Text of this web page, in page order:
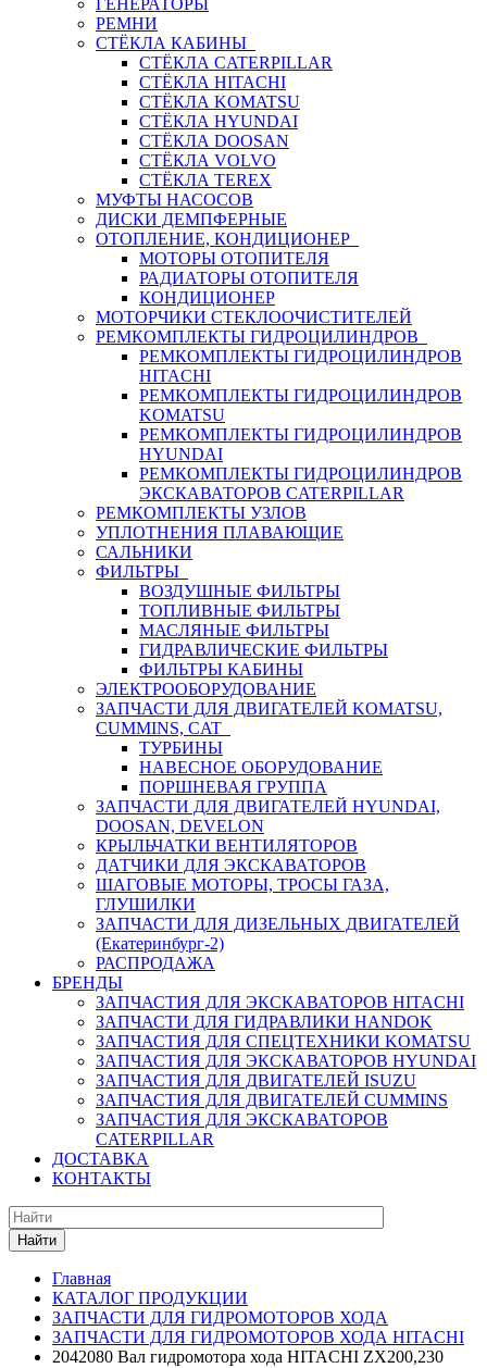
ГЕНЕРАТОРЫ
РЕМНИ
СТЁКЛА КАБИНЫ
СТЁКЛА CATERPILLAR
СТЁКЛА HITACHI
СТЁКЛА KOMATSU
СТЁКЛА HYUNDAI
СТЁКЛА DOOSAN
СТЁКЛА VOLVO
СТЁКЛА TEREX
МУФТЫ НАСОСОВ
ДИСКИ ДЕМПФЕРНЫЕ
ОТОПЛЕНИЕ, КОНДИЦИОНЕР
МОТОРЫ ОТОПИТЕЛЯ
РАДИАТОРЫ ОТОПИТЕЛЯ
КОНДИЦИОНЕР
МОТОРЧИКИ СТЕКЛООЧИСТИТЕЛЕЙ
РЕМКОМПЛЕКТЫ ГИДРОЦИЛИНДРОВ
РЕМКОМПЛЕКТЫ ГИДРОЦИЛИНДРОВ
HITACHI
РЕМКОМПЛЕКТЫ ГИДРОЦИЛИНДРОВ
KOMATSU
РЕМКОМПЛЕКТЫ ГИДРОЦИЛИНДРОВ
HYUNDAI
РЕМКОМПЛЕКТЫ ГИДРОЦИЛИНДРОВ
ЭКСКАВАТОРОВ CATERPILLAR
РЕМКОМПЛЕКТЫ УЗЛОВ
УПЛОТНЕНИЯ ПЛАВАЮЩИЕ
САЛЬНИКИ
ФИЛЬТРЫ
ВОЗДУШНЫЕ ФИЛЬТРЫ
ТОПЛИВНЫЕ ФИЛЬТРЫ
МАСЛЯНЫЕ ФИЛЬТРЫ
ГИДРАВЛИЧЕСКИЕ ФИЛЬТРЫ
ФИЛЬТРЫ КАБИНЫ
ЭЛЕКТРООБОРУДОВАНИЕ
ЗАПЧАСТИ ДЛЯ ДВИГАТЕЛЕЙ KOMATSU,
CUMMINS, CAT
ТУРБИНЫ
НАВЕСНОЕ ОБОРУДОВАНИЕ
ПОРШНЕВАЯ ГРУППА
ЗАПЧАСТИ ДЛЯ ДВИГАТЕЛЕЙ HYUNDAI,
DOOSAN, DEVELON
КРЫЛЬЧАТКИ ВЕНТИЛЯТОРОВ
ДАТЧИКИ ДЛЯ ЭКСКАВАТОРОВ
ШАГОВЫЕ МОТОРЫ, ТРОСЫ ГАЗА,
ГЛУШИЛКИ
ЗАПЧАСТИ ДЛЯ ДИЗЕЛЬНЫХ ДВИГАТЕЛЕЙ
(Екатеринбург-2)
РАСПРОДАЖА
БРЕНДЫ
ЗАПЧАСТИЯ ДЛЯ ЭКСКАВАТОРОВ HITACHI
ЗАПЧАСТИ ДЛЯ ГИДРАВЛИКИ HANDOK
ЗАПЧАСТИЯ ДЛЯ СПЕЦТЕХНИКИ KOMATSU
ЗАПЧАСТИЯ ДЛЯ ЭКСКАВАТОРОВ HYUNDAI
ЗАПЧАСТИЯ ДЛЯ ДВИГАТЕЛЕЙ ISUZU
ЗАПЧАСТИЯ ДЛЯ ДВИГАТЕЛЕЙ CUMMINS
ЗАПЧАСТИЯ ДЛЯ ЭКСКАВАТОРОВ
CATERPILLAR
ДОСТАВКА
КОНТАКТЫ
Найти
Главная
КАТАЛОГ ПРОДУКЦИИ
ЗАПЧАСТИ ДЛЯ ГИДРОМОТОРОВ ХОДА
ЗАПЧАСТИ ДЛЯ ГИДРОМОТОРОВ ХОДА HITACHI
2042080 Вал гидромотора хода HITACHI ZX200,230